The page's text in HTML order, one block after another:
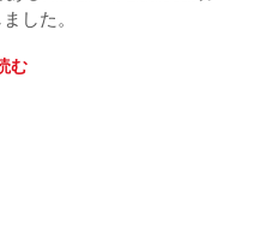
した。
む